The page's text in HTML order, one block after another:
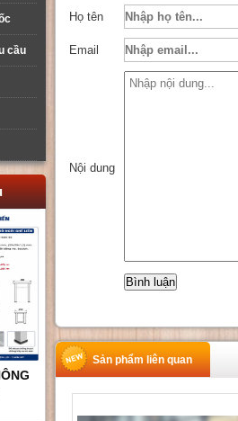
cầu
Họ tên
Email
Nội dung
Sản phẩm liên quan